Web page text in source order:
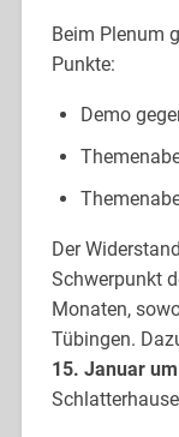
Beim Plenum
Punkte:
Demo
Der
Schwerpunkt
Monaten,
Tübingen.
15. Januar